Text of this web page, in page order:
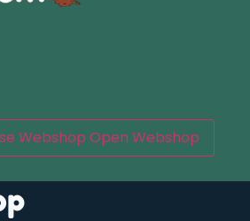
Webshop Open Webshop